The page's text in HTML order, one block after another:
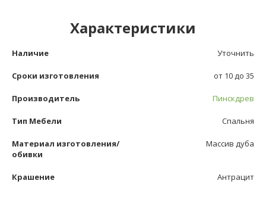
Характеристики
Наличие Уточнить
Сроки изготовления от 10 до 35
Производитель Пинскдрев
Тип Мебели Спальня
Материал изготовления/
обивки
Массив дуба
Крашение Антрацит